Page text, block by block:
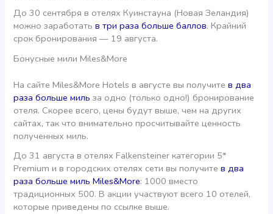
До 30 сентября в отелях Куинстауна (Новая Зеландия)
можно заработатьв три раза больше баллов. Крайний
срок бронирования — 19 августа.
Бонусные мили Miles&More
На сайте Miles&More Hotels в августе вы получитев два
раза больше миль за одно (только одно!) бронирование
отеля. Скорее всего, цены будут выше, чем на других
сайтах, так что внимательно просчитывайте ценность
полученных миль.
До 31 августа в отелях Falkensteiner категории 5*
Premium и в городских отелях сети вы получитев два
раза больше миль Miles&More: 1000 вместо
традиционных 500. В акции участвуют всего 10 отелей,
которые приведены по ссылке выше.